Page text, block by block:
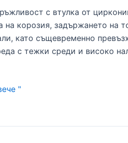
с втулка от
на корозия, задържането на
като същевременно
с тежки среди и високо
"